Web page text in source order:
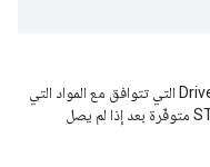
المرفقات التي أضافها الطالب قد لا تكون ملفات Drive التي تتوافق مع المواد التي
تم ضبط وضع مشاركتها على STUDENT_COPY متوفّرة بعد إذا لم يصل